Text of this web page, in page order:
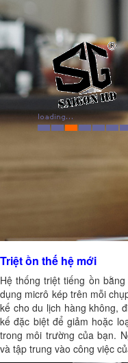
Triệt ồn thế hệ mới
Hệ thống triệt tiếng ồn
dụng micrô kép trên mỗi
kế cho du lịch hàng không,
kế đặc biệt để giảm hoặc
trong môi trường của bạn.
và tập trung vào công việc